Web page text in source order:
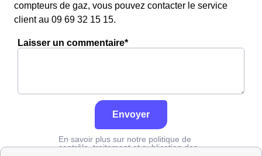
compteurs de gaz, vous pouvez contacter le service
client au 09 69 32 15 15.
Laisser un commentaire*
Envoyer
En savoir plus sur notre politique de
contrôle, traitement et publication des